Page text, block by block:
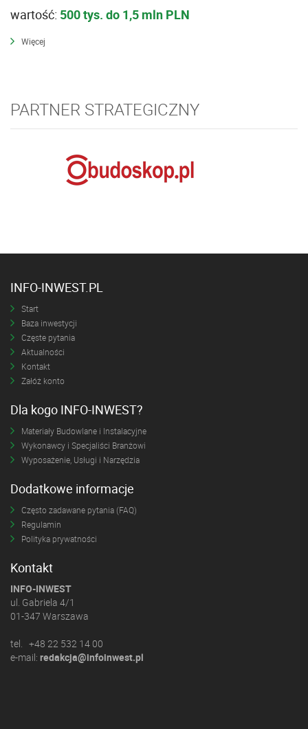
wartość: 500 tys. do 1,5 mln PLN
Więcej
PARTNER STRATEGICZNY
INFO-INWEST.PL
Start
Baza inwestycji
Częste pytania
Aktualności
Kontakt
Załóż konto
Dla kogo INFO-INWEST?
Materiały Budowlane i Instalacyjne
Wykonawcy i Specjaliści Branżowi
Wyposażenie, Usługi i Narzędzia
Dodatkowe informacje
Często zadawane pytania (FAQ)
Regulamin
Polityka prywatności
Kontakt
INFO-INWEST
ul. Gabriela 4/1
01-347 Warszawa
tel. +48 22 532 14 00
e-mail: redakcja@infoinwest.pl